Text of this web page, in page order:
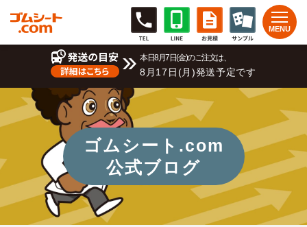
本日8月7日(金)のご注文は、
8月17日(月)発送予定です
ゴムシート.com
公式ブログ